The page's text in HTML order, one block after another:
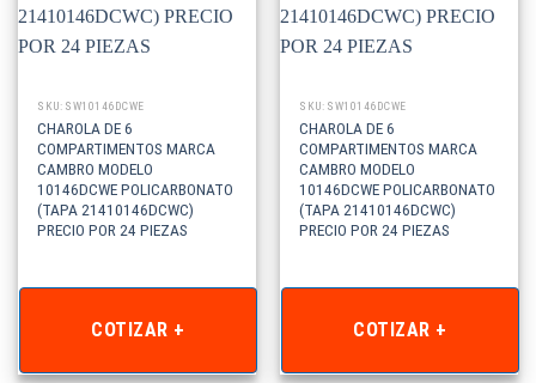
SKU: SW10146DCWE
CHAROLA DE 6
COMPARTIMENTOS MARCA
CAMBRO MODELO
10146DCWE POLICARBONATO
(TAPA 21410146DCWC)
PRECIO POR 24 PIEZAS
COTIZAR +
SKU: SW10146DCWE
CHAROLA DE 6
COMPARTIMENTOS MARCA
CAMBRO MODELO
10146DCWE POLICARBONATO
(TAPA 21410146DCWC)
PRECIO POR 24 PIEZAS
COTIZAR +